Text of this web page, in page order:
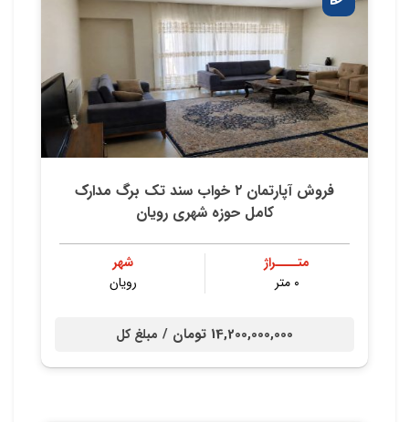
فروش آپارتمان ۲ خواب سند تک برگ مدارک
کامل حوزه شهری رویان
متــــراژ
۰ متر
شهر
رویان
14,200,000,000 تومان / مبلغ کل